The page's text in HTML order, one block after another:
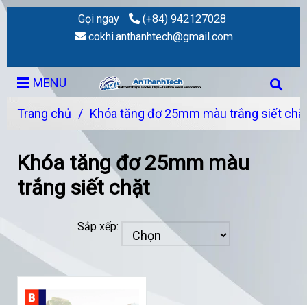
Gọi ngay
(+84) 942127028
cokhi.anthanhtech@gmail.com
MENU
Trang chủ / Khóa tăng đơ 25mm màu trắng siết
Khóa tăng đơ 25mm màu
trắng siết chặt
Sắp xếp: